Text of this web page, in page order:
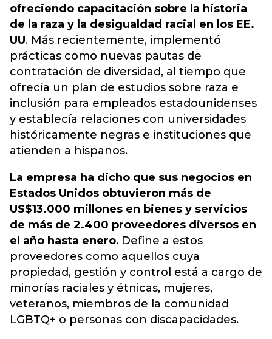
ofreciendo capacitación sobre la historia
de la raza y la desigualdad racial en los EE.
UU. Más recientemente, implementó
prácticas como nuevas pautas de
contratación de diversidad, al tiempo que
ofrecía un plan de estudios sobre raza e
inclusión para empleados estadounidenses
y establecía relaciones con universidades
históricamente negras e instituciones que
atienden a hispanos.
La empresa ha dicho que sus negocios en
Estados Unidos obtuvieron más de
US$13.000 millones en bienes y servicios
de más de 2.400 proveedores diversos en
el año hasta enero. Define a estos
proveedores como aquellos cuya
propiedad, gestión y control está a cargo de
minorías raciales y étnicas, mujeres,
veteranos, miembros de la comunidad
LGBTQ+ o personas con discapacidades.